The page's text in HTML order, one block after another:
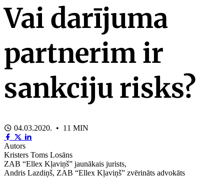
Vai darījuma
partnerim ir
sankciju risks?
04.03.2020. • 11 MIN
Autors
Kristers Toms Losāns
ZAB “Ellex Kļaviņš” jaunākais jurists,
Andris Lazdiņš, ZAB “Ellex Kļaviņš” zvērināts advokāts